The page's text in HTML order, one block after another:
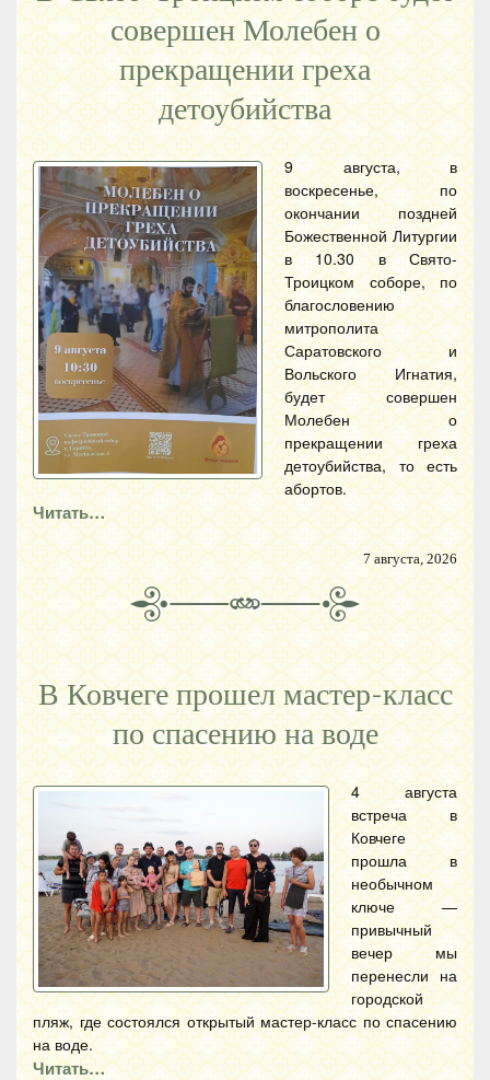
совершен Молебен о
прекращении греха
детоубийства
9 августа, в
воскресенье, по
окончании поздней
Божественной Литургии
в 10.30 в Свято-
Троицком соборе, по
благословению
митрополита
Саратовского и
Вольского Игнатия,
будет совершен
Молебен о
прекращении греха
детоубийства, то есть
абортов.
Читать…
7 августа, 2026
В Ковчеге прошел мастер-класс
по спасению на воде
4 августа
встреча в
Ковчеге
прошла в
необычном
ключе —
привычный
вечер мы
перенесли на
городской
пляж, где состоялся открытый мастер-класс по спасению
на воде.
Читать…